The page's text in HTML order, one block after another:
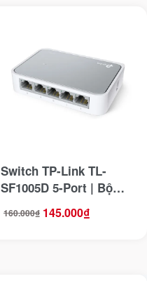
Switch TP-Link TL-
SF1005D 5-Port | Bộ
Chia Cổng Mạng Lan 5
cổng tốc độ 10/100Mbps
160.000₫
Giá
gốc 145.000₫
Giá
hiện